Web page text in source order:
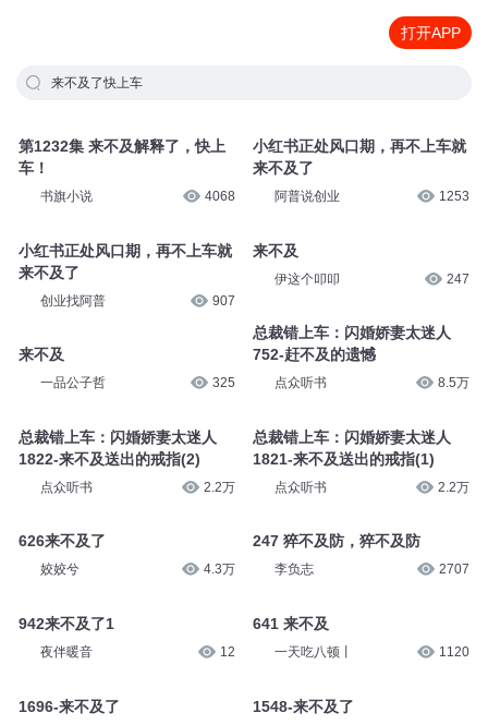
打开APP
来不及了快上车
第1232集 来不及解释了，快上
车！
书旗小说 4068
小红书正处风口期，再不上车就
来不及了
创业找阿普 907
来不及
一品公子哲 325
总裁错上车：闪婚娇妻太迷人
1822-来不及送出的戒指(2)
点众听书 2.2万
626来不及了
姣姣兮 4.3万
942来不及了1
夜伴暖音 12
1696-来不及了
小红书正处风口期，再不上车就
来不及了
阿普说创业 1253
来不及
伊这个叩叩 247
总裁错上车：闪婚娇妻太迷人
752-赶不及的遗憾
点众听书 8.5万
总裁错上车：闪婚娇妻太迷人
1821-来不及送出的戒指(1)
点众听书 2.2万
247 猝不及防，猝不及防
李负志 2707
641 来不及
一天吃八顿丨 1120
1548-来不及了